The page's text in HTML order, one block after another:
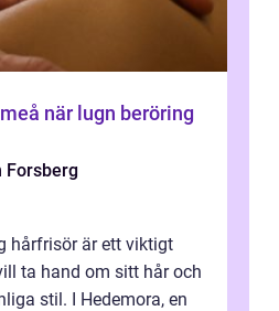
Forsberg
hårfrisör är ett viktigt
ta hand om sitt hår och
stil. I Hedemora, en